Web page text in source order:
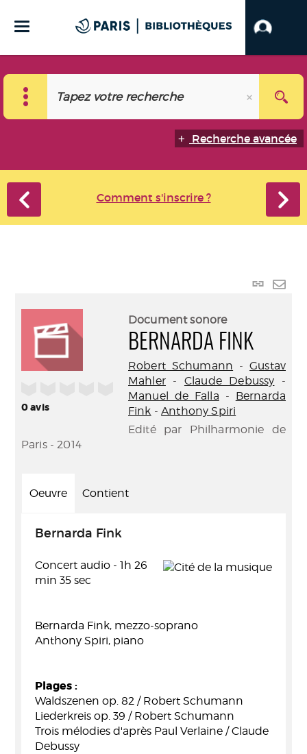
Recherche avancée
Comment s'inscrire ?
Lien
0avis
Document sonore
BERNARDA FINK
Robert Schumann -Gustav
Mahler- Claude Debussy -
Manuel de Falla - Bernarda
Fink -Anthony Spiri
Edité par Philharmonie de
Paris - 2014
Oeuvre Contient
Bernarda Fink
Concert audio - 1h 26
min 35 sec
Bernarda Fink, mezzo-soprano
Anthony Spiri, piano
Plages :
Waldszenen op. 82 / Robert Schumann
Liederkreis op. 39 / Robert Schumann
Trois mélodies d'après Paul Verlaine / Claude
Debussy